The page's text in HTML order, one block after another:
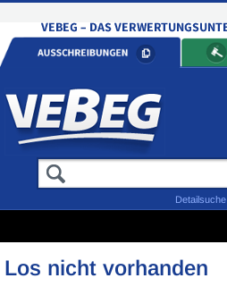
Detailsuche
Los nicht vorhanden